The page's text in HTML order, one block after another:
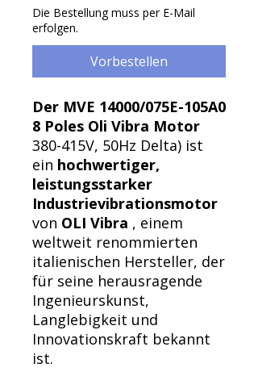
Die Bestellung muss per E-Mail
erfolgen.
Vorbestellen
Der MVE 14000/075E-105A0
8 Poles Oli Vibra Motor
380-415V, 50Hz Delta) ist
ein hochwertiger,
leistungsstarker
Industrievibrationsmotor
von OLI Vibra , einem
weltweit renommierten
italienischen Hersteller, der
für seine herausragende
Ingenieurskunst,
Langlebigkeit und
Innovationskraft bekannt
ist.